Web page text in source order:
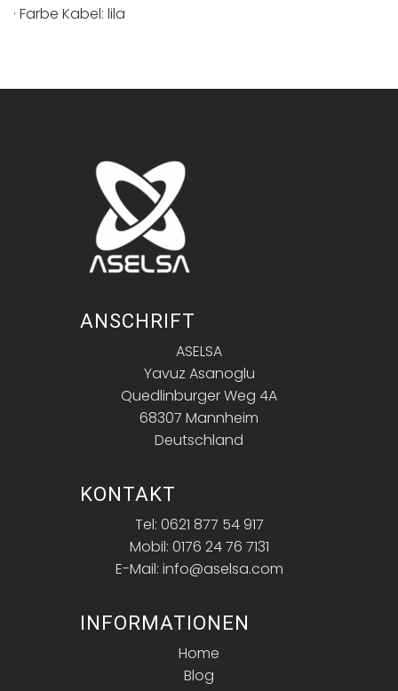
· Farbe Kabel: lila
ANSCHRIFT
ASELSA
Yavuz Asanoglu
Quedlinburger Weg 4A
68307 Mannheim
Deutschland
KONTAKT
Tel: 0621 877 54 917
Mobil: 0176 24 76 7131
E-Mail: info@aselsa.com
INFORMATIONEN
Home
Blog